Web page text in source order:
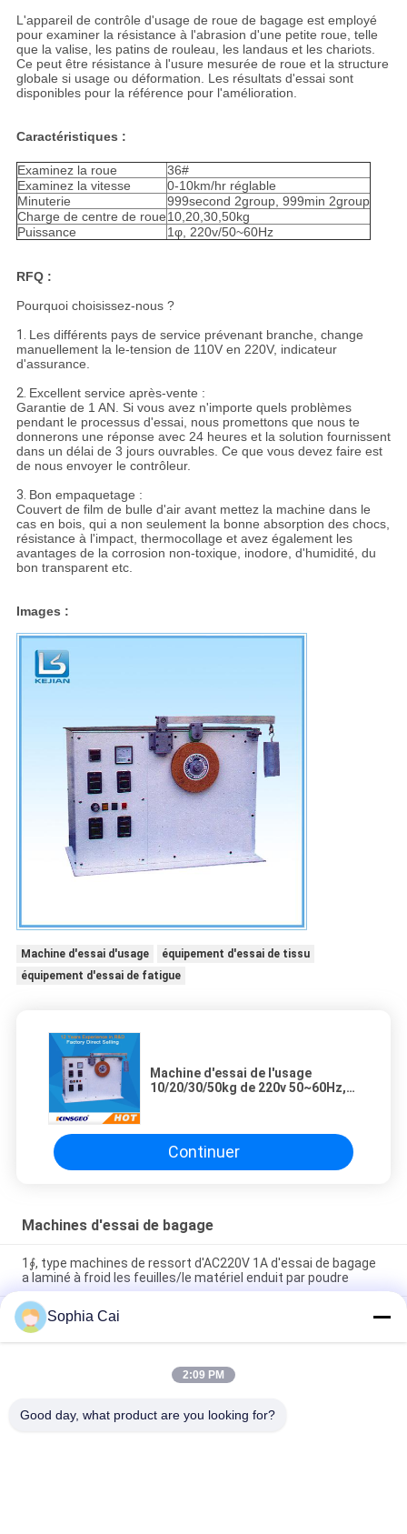
L'appareil de contrôle d'usage de roue de bagage est employé
pour examiner la résistance à l'abrasion d'une petite roue, telle
que la valise, les patins de rouleau, les landaus et les chariots.
Ce peut être résistance à l'usure mesurée de roue et la structure
globale si usage ou déformation. Les résultats d'essai sont
disponibles pour la référence pour l'amélioration.
Caractéristiques :
Examinez la roue
36#
Examinez la vitesse
0-10km/hr réglable
Minuterie
999second 2group, 999min 2group
Charge de centre de roue10,20,30,50kg
Puissance
1φ, 220v/50~60Hz
RFQ :
Pourquoi choisissez-nous ?
1. Les différents pays de service prévenant branche, change
manuellement la le-tension de 110V en 220V, indicateur
d'assurance.
2. Excellent service après-vente :
Garantie de 1 AN. Si vous avez n'importe quels problèmes
pendant le processus d'essai, nous promettons que nous te
donnerons une réponse avec 24 heures et la solution fournissent
dans un délai de 3 jours ouvrables. Ce que vous devez faire est
de nous envoyer le contrôleur.
3. Bon empaquetage :
Couvert de film de bulle d'air avant mettez la machine dans le
cas en bois, qui a non seulement la bonne absorption des chocs,
résistance à l'impact, thermocollage et avez également les
avantages de la corrosion non-toxique, inodore, d'humidité, du
bon transparent etc.
Images :
Machine d'essai d'usage
équipement d'essai de tissu
équipement d'essai de fatigue
Machine d'essai de l'usage
10/20/30/50kg de 220v 50~60Hz,
Continuer
Machines d'essai de bagage
1∮, type machines de ressort d'AC220V 1A d'essai de bagage
a laminé à froid les feuilles/le matériel enduit par poudre
1φ machines d'essai électroniques de bagage du、
220V/50Hz, bagage à roues en bas de l'appareil de contrôle
d'escaliers
équipement d'essai de vibration de bagage de l'écran tactile
Sophia Cai
2:09 PM
Good day, what product are you looking for?